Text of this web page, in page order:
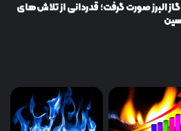
البرز صورت گرفت؛ قدردانی از تلاش‌های